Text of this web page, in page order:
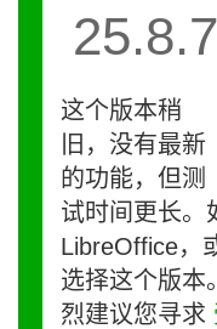
25.8.7
这个版本稍
旧，没有最新
的功能，但测
试时间更长。
LibreOffice，
选择这个版本
烈建议您寻求